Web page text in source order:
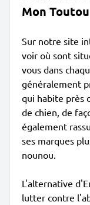
Mon Toutou
Sur notre site
voir où sont
vous dans
généralement
qui habite près
de chien, de
également
ses marques
nounou.
L'alternative
lutter contre